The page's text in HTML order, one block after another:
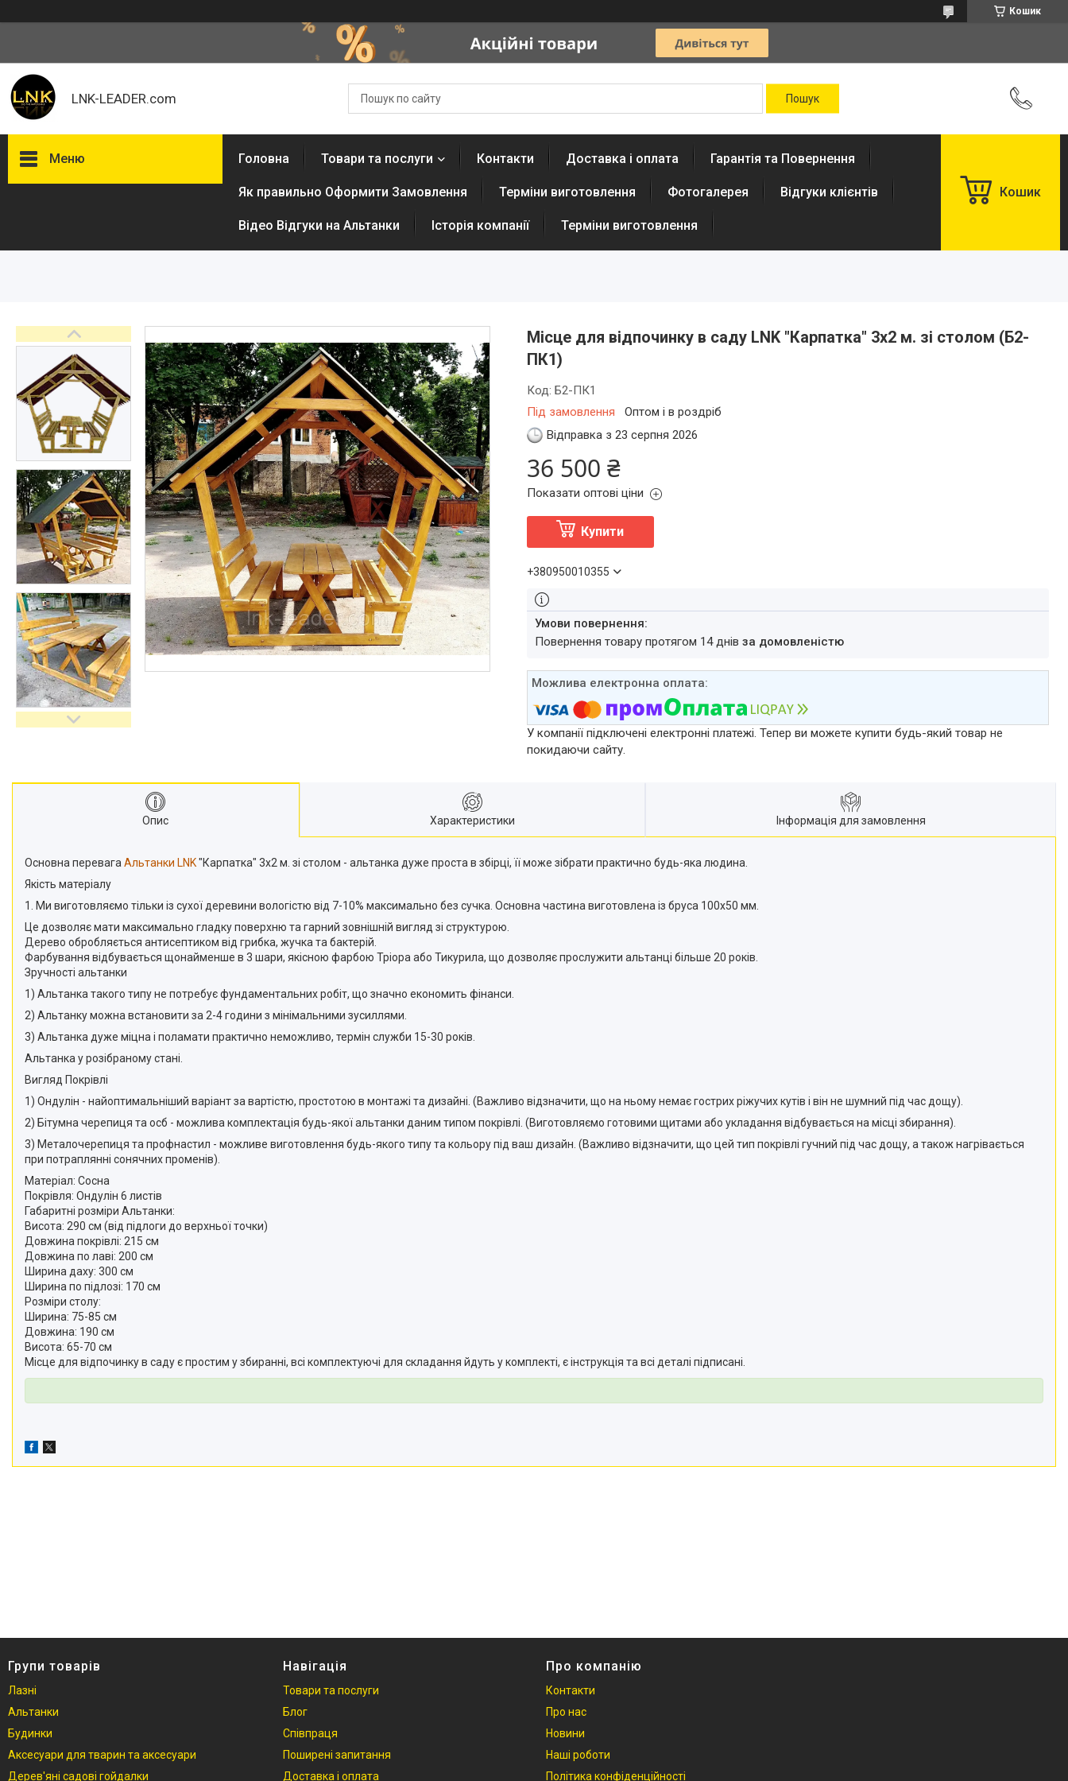
Кошик
LNK-LEADER.com
Меню
Фотогалерея
Головна Товари та послуги Контакти Доставка і оплата Гарантія та Повернення
Як правильно Оформити Замовлення Терміни виготовлення Фотогалерея Відгуки клієнтів
Відео Відгуки на Альтанки Історія компанії Терміни виготовлення
Кошик
Мiсце для вiдпочинку в саду LNK "Карпатка" 3x2 м. зі столом (Б2-
ПК1)
Під замовлення Оптом і в роздріб
Код: Б2-ПК1
Відправка з 23 серпня 2026
36 500 ₴
Показати оптові ціни
Купити
+380950010355
повернення товару протягом 14 днів за домовленістю
У компанії підключені електронні платежі. Тепер ви можете купити будь-який товар не
покидаючи сайту.
Опис Характеристики Інформація для замовлення
Основна перевага Альтанки LNK"Карпатка" 3x2 м. зі столом - альтанка дуже проста в збірці, її може зібрати практично будь-яка людина.
Якість матеріалу
1. Ми виготовляємо тільки із сухої деревини вологістю від 7-10% максимально без сучка. Основна частина виготовлена із бруса 100x50 мм.
Це дозволяє мати максимально гладку поверхню та гарний зовнішній вигляд зі структурою.
Дерево обробляється антисептиком від грибка, жучка та бактерій.
Фарбування відбувається щонайменше в 3 шари, якісною фарбою Тріора або Тикурила, що дозволяє прослужити альтанці більше 20 років.
Зручності альтанки
1) Альтанка такого типу не потребує фундаментальних робіт, що значно економить фінанси.
2) Альтанку можна встановити за 2-4 години з мінімальними зусиллями.
3) Альтанка дуже міцна і поламати практично неможливо, термін служби 15-30 років.
Альтанка у розібраному стані.
Вигляд Покрівлі
1) Ондулін - найоптимальніший варіант за вартістю, простотою в монтажі та дизайні. (Важливо відзначити, що на ньому немає гострих ріжучих кутів і він не шумний під час дощу).
2) Бітумна черепиця та осб - можлива комплектація будь-якої альтанки даним типом покрівлі. (Виготовляємо готовими щитами або укладання відбувається на місці збирання).
3) Металочерепиця та профнастил - можливе виготовлення будь-якого типу та кольору під ваш дизайн. (Важливо відзначити, що цей тип покрівлі гучний під час дощу, а також нагрівається
при потраплянні сонячних променів).
Матеріал: Сосна
Покрівля: Ондулін 6 листів
Габаритні розміри Альтанки:
Висота: 290 см (від підлоги до верхньої точки)
Довжина покрівлі: 215 см
Довжина по лаві: 200 см
Ширина даху: 300 см
Ширина по підлозі: 170 см
Розміри столу:
Ширина: 75-85 см
Довжина: 190 см
Висота: 65-70 см
Мiсце для вiдпочинку в саду є простим у збираннi, всі комплектуючі для складання йдуть у комплекті, є інструкція та всі деталі підписані.
Групи товарів
Лазні
Альтанки
Будинки
Аксесуари для тварин та аксесуари
Дерев'яні садові гойдалки
Навігація
Товари та послуги
Блог
Співпраця
Поширені запитання
Доставка і оплата
Про компанію
Контакти
Про нас
Новини
Наші роботи
Політика конфіденційності